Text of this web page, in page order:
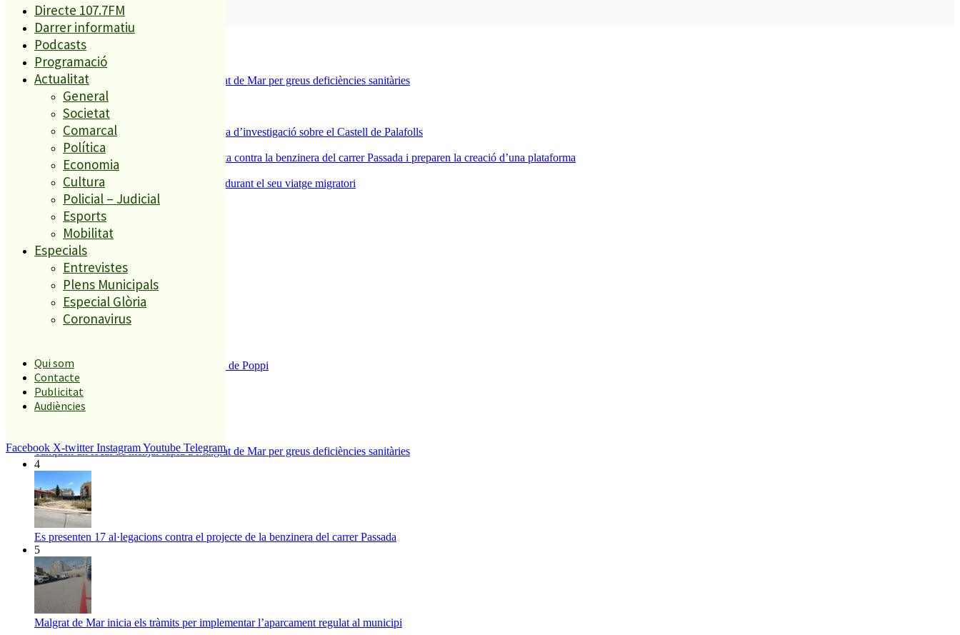
Directe 107.7FM
Darrer informatiu
Podcasts
Programació
Actualitat
General
Societat
Comarcal
Política
Economia
Cultura
Policial – Judicial
Esports
Mobilitat
Especials
Entrevistes
Plens Municipals
Especial Glòria
Coronavirus
Qui som
Contacte
Publicitat
Audiències
Facebook X-twitter InstagramYoutube Telegram
SUBSCRIURE’M
És tendència ara
1
Tanquen un local de menjar ràpid a Malgrat de Mar per greus deficiències sanitàries
ESPORTS CAP DE SETMANA
Un historiador local guanya la primera beca d’investigació sobre el Castell de Palafolls
Els veïns de Palafolls refermen la seva lluita contra la benzinera del carrer Passada i preparen la creació d’una plataforma
Un grup de cigonyes fa parada a Palafolls durant el seu viatge migratori
El més llegit
1
ESPORTS CAP DE SETMANA
Enxampat l’autor de les pintades a la plaça de Poppi
3
Tanquen un local de menjar ràpid a Malgrat de Mar per greus deficiències sanitàries
4
Es presenten 17 al·legacions contra el projecte de la benzinera del carrer Passada
5
Malgrat de Mar inicia els tràmits per implementar l’aparcament regulat al municipi